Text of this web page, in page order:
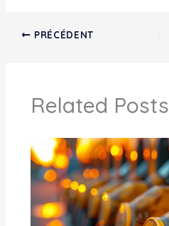
PRÉCÉDENT
Related Posts